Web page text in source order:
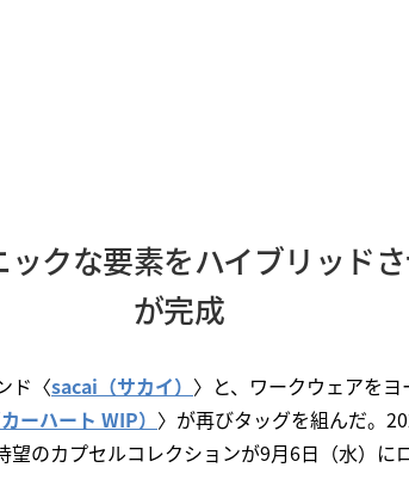
クな要素をハイブリッド
が完成
ド〈sacai（サカイ） 〉と、ワークウェアを
ーハート WIP） 〉が再びタッグを組んだ。
のカプセルコレクションが9月6日（水）に